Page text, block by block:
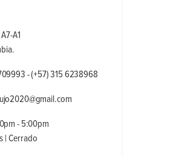
A1
- (+57) 315 6238968
- 5:00pm
| Cerrado